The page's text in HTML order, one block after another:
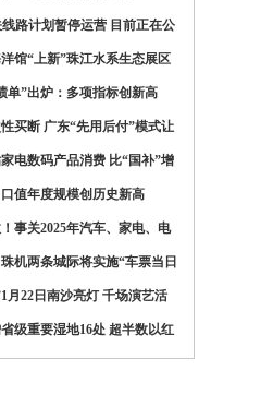
路计划暂停运营 目前正在公
馆“上新”珠江水系生态展区
单”出炉：多项指标创新高
买断 广东“先用后付”模式让
电数码产品消费 比“国补”增
值年度规模创历史新高
事关2025年汽车、家电、电
机两条城际将实施“车票当日
月22日南沙亮灯 千场演艺活
级重要湿地16处 超半数以红